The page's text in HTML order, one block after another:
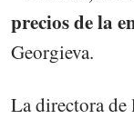
precios de la
Georgieva.
La directora